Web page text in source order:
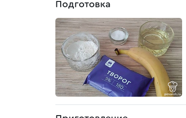
Подготовка